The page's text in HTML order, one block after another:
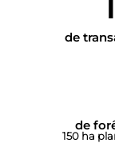
de
de
150 ha